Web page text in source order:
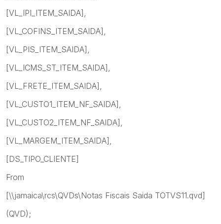
[VL_IPI_ITEM_SAIDA],
[VL_COFINS_ITEM_SAIDA],
[VL_PIS_ITEM_SAIDA],
[VL_ICMS_ST_ITEM_SAIDA],
[VL_FRETE_ITEM_SAIDA],
[VL_CUSTO1_ITEM_NF_SAIDA],
[VL_CUSTO2_ITEM_NF_SAIDA],
[VL_MARGEM_ITEM_SAIDA],
[DS_TIPO_CLIENTE]
From
[\\jamaica\rcs\QVDs\Notas Fiscais Saida TOTVS11.qvd]
(QVD);